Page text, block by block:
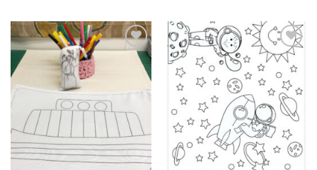
Adicionar
Adicionar
meus
desejos